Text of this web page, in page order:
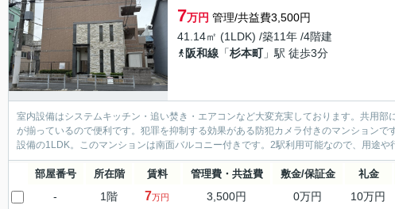
7万円 管理/共益費3,500円
41.14㎡ (1LDK) /築11年 /4階建
阪和線 「杉本町」駅 徒歩3分
室内設備はシステムキッチン・追い焚き・エアコンなど大変充実しております。共用
が揃っているので便利です。犯罪を抑制する効果がある防犯カメラ付きのマンション
設備の1LDK。このマンションは南面バルコニー付きです。2駅利用可能なので、用途
部屋番号 所在階 賃料 管理費・共益費 敷金/保証金 礼金
- 1階 7万円 3,500円 0万円 10万円